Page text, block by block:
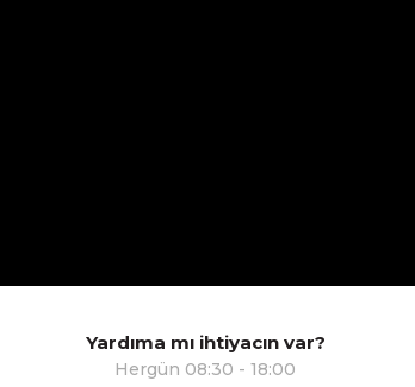
Yardıma mı ihtiyacın var?
Hergün 08:30 - 18:00